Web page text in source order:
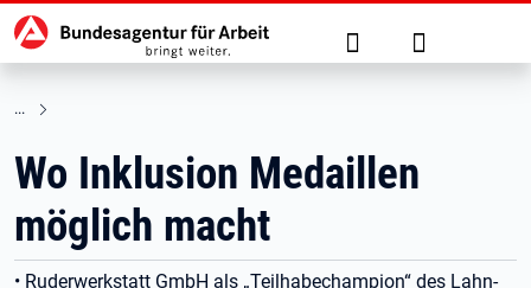
zu den Hauptinhalten springen
Hauptnavigation Suche Anmelden
Wo Inklusion Medaillen
möglich macht
• Ruderwerkstatt GmbH als „Teilhabechampion“ des Lahn-